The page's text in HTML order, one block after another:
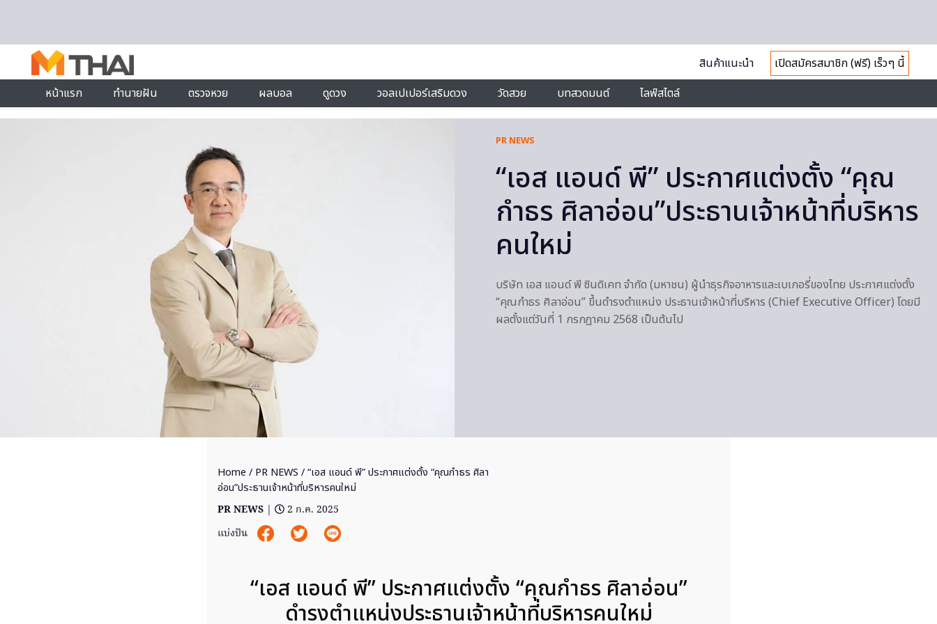
สินค้าแนะนำ
เปิดสมัครสมาชิก (ฟรี) เร็วๆ นี้
หน้าแรก
ทำนายฝัน ตรวจหวย ผลบอล ดูดวง วอลเปเปอร์เสริมดวง วัดสวย บทสวดมนต์ ไลฟ์สไตล์
PR NEWS
“เอส แอนด์ พี” ประกาศแต่งตั้ง “คุณ
กำธร ศิลาอ่อน”ประธานเจ้าหน้าที่บริหาร
คนใหม่
บริษัท เอส แอนด์ พี ซินดิเคท จำกัด (มหาชน) ผู้นำธุรกิจอาหารและเบเกอรี่ของไทย ประกาศแต่งตั้ง
“คุณกำธร ศิลาอ่อน” ขึ้นดำรงตำแหน่ง ประธานเจ้าหน้าที่บริหาร (Chief Executive Officer) โดยมี
ผลตั้งแต่วันที่ 1 กรกฎาคม 2568 เป็นต้นไป
Home / PR NEWS / “เอส แอนด์ พี” ประกาศแต่งตั้ง “คุณกำธร ศิลา
อ่อน”ประธานเจ้าหน้าที่บริหารคนใหม่
PR NEWS |
2 ก.ค. 2025
แบ่งปัน
“เอส แอนด์ พี” ประกาศแต่งตั้ง “คุณกำธร ศิลาอ่อน”
ดำรงตำแหน่งประธานเจ้าหน้าที่บริหารคนใหม่